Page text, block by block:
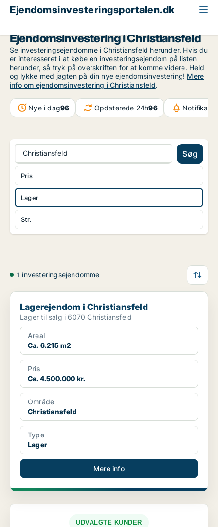
Ejendomsinvesteringsportalen.dk
Ejendomsinvestering i Christiansfeld
Se investeringsejendomme i Christiansfeld herunder. Hvis du
er interesseret i at købe en investeringsejendom på listen
herunder, så tryk på overskriften for at komme videre. Held
og lykke med jagten på din nye ejendomsinvestering! Mere
info om ejendomsinvestering i Christiansfeld.
Nye i dag96 Opdaterede 24h96
Christiansfeld Søg
Lager
Str.
Pris
1 investeringsejendomme
Lagerejendom i Christiansfeld
Lagerejendom i Christiansfeld
Lager til salg i 6070 Christiansfeld
Areal
Ca. 6.215 m2
Pris
Ca. 4.500.000 kr.
Område
Christiansfeld
Type
Lager
Mere info
UDVALGTE KUNDER